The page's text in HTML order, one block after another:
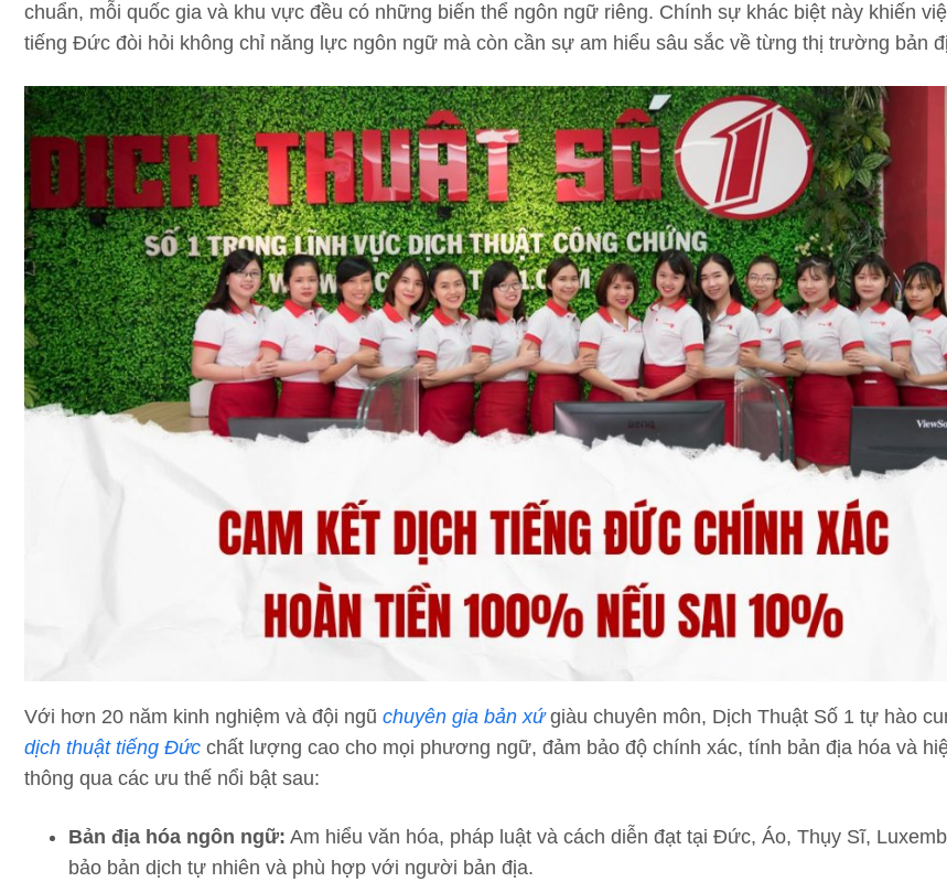
chuẩn, mỗi quốc gia và khu vực đều có những biến thể ngôn ngữ riêng. Chính sự khác biệt này khiến
tiếng Đức đòi hỏi không chỉ năng lực ngôn ngữ mà còn cần sự am hiểu sâu sắc về từng thị trường bản
Với hơn 20 năm kinh nghiệm và đội ngũ chuyên gia bản xứgiàu chuyên môn, Dịch Thuật Số 1 tự hào
dịch thuật tiếng Đức chất lượng cao cho mọi phương ngữ, đảm bảo độ chính xác, tính bản địa hóa và
thông qua các ưu thế nổi bật sau:
Bản địa hóa ngôn ngữ: Am hiểu văn hóa, pháp luật và cách diễn đạt tại Đức, Áo, Thụy Sĩ,
bảo bản dịch tự nhiên và phù hợp với người bản địa.